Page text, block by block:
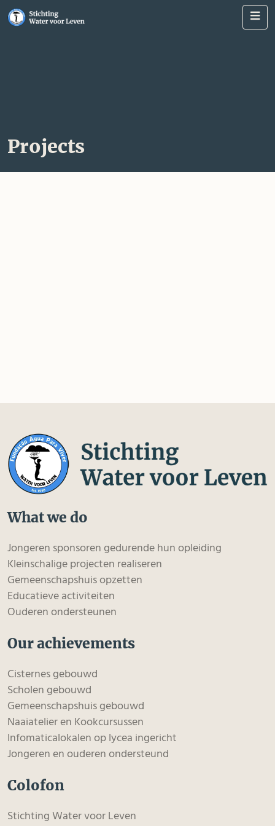
Projects
What we do
Jongeren sponsoren gedurende hun opleiding
Kleinschalige projecten realiseren
Gemeenschapshuis opzetten
Educatieve activiteiten
Ouderen ondersteunen
Our achievements
Cisternes gebouwd
Scholen gebouwd
Gemeenschapshuis gebouwd
Naaiatelier en Kookcursussen
Infomaticalokalen op lycea ingericht
Jongeren en ouderen ondersteund
Colofon
Stichting Water voor Leven